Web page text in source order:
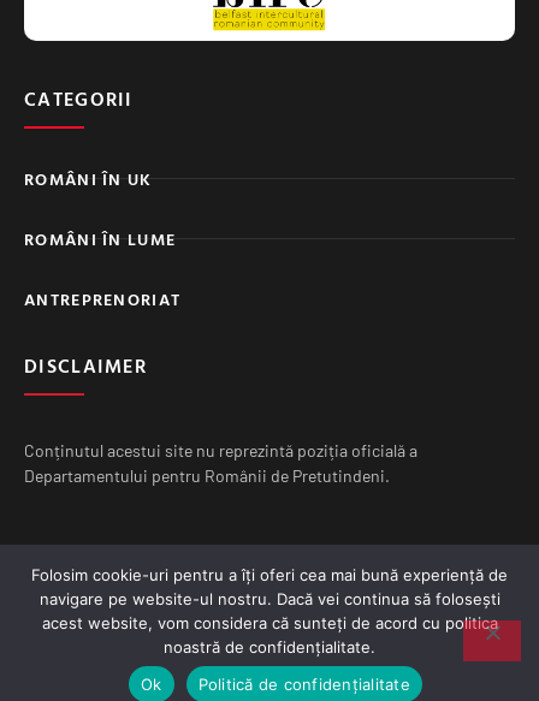
CATEGORII
ROMÂNI ÎN UK
ROMÂNI ÎN LUME
ANTREPRENORIAT
DISCLAIMER
Conținutul acestui site nu reprezintă poziția oficială a
Departamentului pentru Românii de Pretutindeni.
Copyright © 2026. Toate drepturile sunt rezervate. Powered by
SIRPOD IT Ltd.
POLITICA DE CONFIDENȚIALITATEPOLITICĂ COOKIES
TERMENI ȘI CONDIȚII
Folosim cookie-uri pentru a îți oferi cea mai bună experiență de
navigare pe website-ul nostru. Dacă vei continua să folosești
acest website, vom considera că sunteți de acord cu politica
noastră de confidențialitate.
Ok
Politică de confidențialitate